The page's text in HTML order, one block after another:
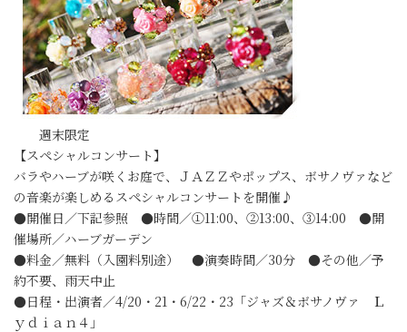
週末限定
【スペシャルコンサート】
バラやハーブが咲くお庭で、ＪＡＺＺやポップス、ボサノヴァなど
の音楽が楽しめるスペシャルコンサートを開催♪
●開催日／下記参照 ●時間／①11:00、②13:00、③14:00 ●開
催場所／ハーブガーデン
●料金／無料（入園料別途） ●演奏時間／30分 ●その他／予
約不要、雨天中止
●日程・出演者／4/20・21・6/22・23「ジャズ＆ボサノヴァ Ｌ
ｙｄｉａｎ４」